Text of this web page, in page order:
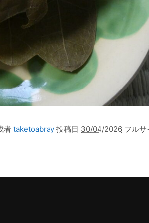
者 taketoabray 投稿日 30/04/2026 フルサ